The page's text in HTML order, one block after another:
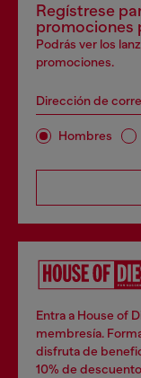
Regístrese
promociones
Podrás ver los
promociones.
Dirección de
Hombres
Entra a House of
membresía.
disfruta de
10% de